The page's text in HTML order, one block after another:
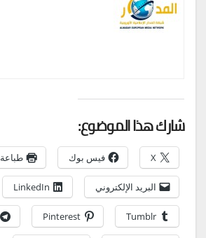
شارك هذا الموضوع:
X فيس بوك طباعة
البريد الإلكتروني LinkedIn
Tumblr
Pinterest